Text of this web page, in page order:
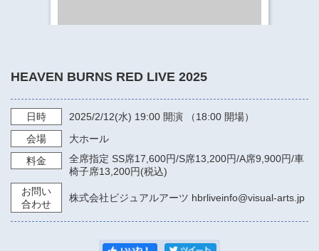
HEAVEN BURNS RED LIVE 2025
日時 2025/2/12(水) 19:00 開演 （18:00 開場）
会場
大ホール
料金
全席指定 SS席17,600円/S席13,200円/A席9,900円/車
椅子席13,200円(税込)
お問い
合わせ
株式会社ビジュアルアーツ hbrliveinfo@visual-arts.jp